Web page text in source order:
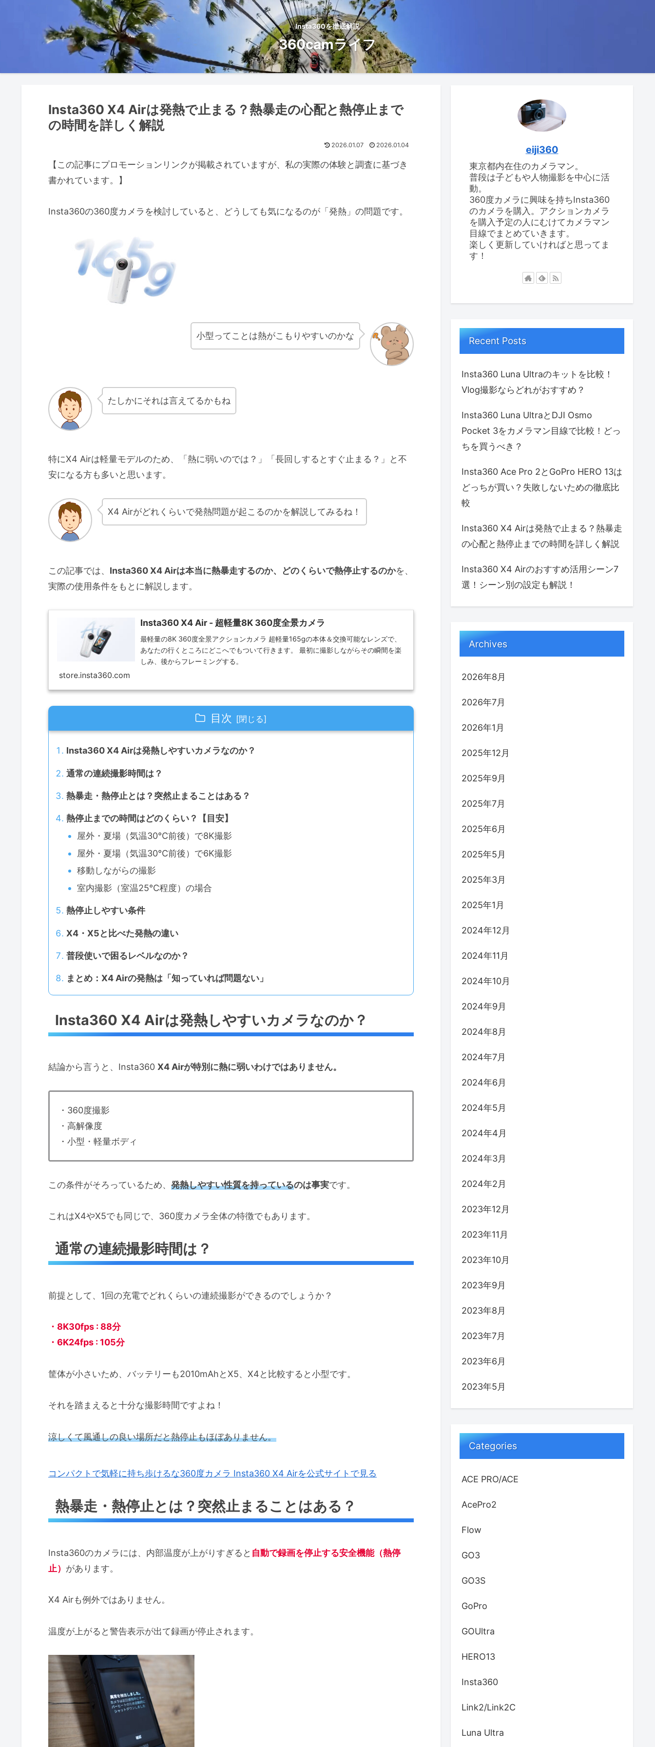
Insta360を徹底解説
360camライフ
Insta360 X4 Airは発熱で止まる？熱暴走の心配と熱停止まで
の時間を詳しく解説
2026.01.07 2026.01.04
【この記事にプロモーションリンクが掲載されていますが、私の実際の体験と調査に基づき
書かれています。】
Insta360の360度カメラを検討していると、どうしても気になるのが「発熱」の問題です。
小型ってことは熱がこもりやすいのかな
たしかにそれは言えてるかもね
特にX4 Airは軽量モデルのため、「熱に弱いのでは？」「長回しするとすぐ止まる？」と不
安になる方も多いと思います。
X4 Airがどれくらいで発熱問題が起こるのかを解説してみるね！
この記事では、 Insta360 X4 Airは本当に熱暴走するのか、どのくらいで熱停止するのかを、
実際の使用条件をもとに解説します。
Insta360 X4 Air - 超軽量8K 360度全景カメラ
最軽量の8K 360度全景アクションカメラ 超軽量165gの本体＆交換可能なレンズで、
あなたの行くところにどこへでもついて行きます。 最初に撮影しながらその瞬間を楽
しみ、後からフレーミングする。
store.insta360.com
目次
Insta360 X4 Airは発熱しやすいカメラなのか？
通常の連続撮影時間は？
熱暴走・熱停止とは？突然止まることはある？
熱停止までの時間はどのくらい？【目安】
屋外・夏場（気温30℃前後）で8K撮影
屋外・夏場（気温30℃前後）で6K撮影
移動しながらの撮影
室内撮影（室温25℃程度）の場合
熱停止しやすい条件
X4・X5と比べた発熱の違い
普段使いで困るレベルなのか？
まとめ：X4 Airの発熱は「知っていれば問題ない」
Insta360 X4 Airは発熱しやすいカメラなのか？
結論から言うと、Insta360 X4 Airが特別に熱に弱いわけではありません。
・360度撮影
・高解像度
・小型・軽量ボディ
この条件がそろっているため、 発熱しやすい性質を持っているのは事実です。
これはX4やX5でも同じで、360度カメラ全体の特徴でもあります。
通常の連続撮影時間は？
前提として、1回の充電でどれくらいの連続撮影ができるのでしょうか？
・8K30fps : 88分
・6K24fps : 105分
筐体が小さいため、バッテリーも2010mAhとX5、X4と比較すると小型です。
それを踏まえると十分な撮影時間ですよね！
涼しくて風通しの良い場所だと熱停止もほぼありません。
コンパクトで気軽に持ち歩けるな360度カメラ Insta360 X4 Airを公式サイトで見る
熱暴走・熱停止とは？突然止まることはある？
Insta360のカメラには、内部温度が上がりすぎると 自動で録画を停止する安全機能（熱停
止） があります。
X4 Airも例外ではありません。
温度が上がると警告表示が出て録画が停止されます。
eiji360
東京都内在住のカメラマン。
普段は子どもや人物撮影を中心に活
動。
360度カメラに興味を持ちInsta360
のカメラを購入。アクションカメラ
を購入予定の人にむけてカメラマン
目線でまとめていきます。
楽しく更新していければと思ってま
す！
Recent Posts
Insta360 Luna Ultraのキットを比較！
Vlog撮影ならどれがおすすめ？
Insta360 Luna UltraとDJI Osmo
Pocket 3をカメラマン目線で比較！どっ
ちを買うべき？
Insta360 Ace Pro 2とGoPro HERO 13は
どっちが買い？失敗しないための徹底比
較
Insta360 X4 Airは発熱で止まる？熱暴走
の心配と熱停止までの時間を詳しく解説
Insta360 X4 Airのおすすめ活用シーン7
選！シーン別の設定も解説！
Archives
2026年8月
2026年7月
2026年1月
2025年12月
2025年9月
2025年7月
2025年6月
2025年5月
2025年3月
2025年1月
2024年12月
2024年11月
2024年10月
2024年9月
2024年8月
2024年7月
2024年6月
2024年5月
2024年4月
2024年3月
2024年2月
2023年12月
2023年11月
2023年10月
2023年9月
2023年8月
2023年7月
2023年6月
2023年5月
Categories
ACE PRO/ACE
AcePro2
Flow
GO3
GO3S
GoPro
GOUltra
HERO13
Insta360
Link2/Link2C
Luna Ultra